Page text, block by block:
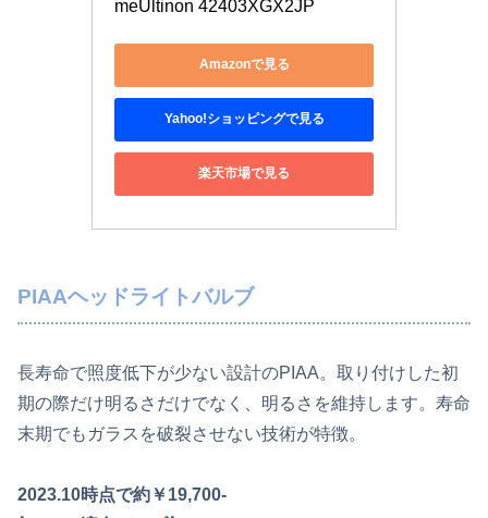
meUltinon 42403XGX2JP
Amazonで見る
Yahoo!ショッピングで見る
楽天市場で見る
PIAAヘッドライトバルブ
長寿命で照度低下が少ない設計のPIAA。取り付けした初
期の際だけ明るさだけでなく、明るさを維持します。寿命
末期でもガラスを破裂させない技術が特徴。
2023.10時点で約￥19,700-